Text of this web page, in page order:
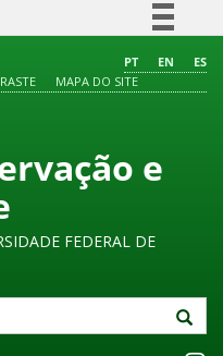
Comunica BR
Acesso à informação
Legislação
PT EN
ES
MAPA DO SITE
e
FEDERAL DE